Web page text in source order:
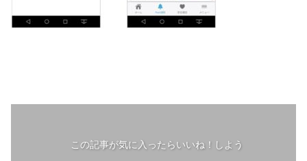
この記事が気に入ったらいいね！しよう